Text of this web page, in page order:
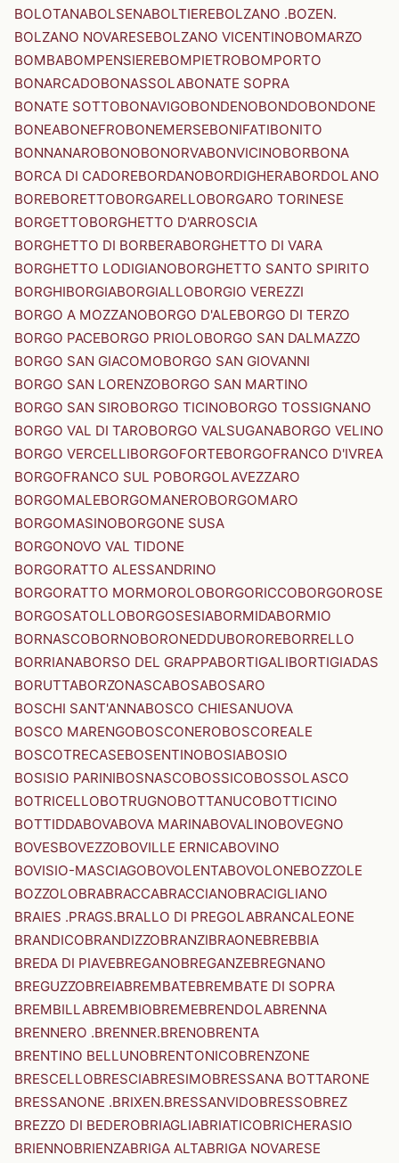
BOLOTANABOLSENABOLTIEREBOLZANO .BOZEN.
BOLZANO NOVARESEBOLZANO VICENTINOBOMARZO
BOMBABOMPENSIEREBOMPIETROBOMPORTO
BONARCADOBONASSOLABONATE SOPRA
BONATE SOTTOBONAVIGOBONDENOBONDOBONDONE
BONEABONEFROBONEMERSEBONIFATIBONITO
BONNANAROBONOBONORVABONVICINOBORBONA
BORCA DI CADOREBORDANOBORDIGHERABORDOLANO
BOREBORETTOBORGARELLOBORGARO TORINESE
BORGETTOBORGHETTO D'ARROSCIA
BORGHETTO DI BORBERABORGHETTO DI VARA
BORGHETTO LODIGIANOBORGHETTO SANTO SPIRITO
BORGHIBORGIABORGIALLOBORGIO VEREZZI
BORGO A MOZZANOBORGO D'ALEBORGO DI TERZO
BORGO PACEBORGO PRIOLOBORGO SAN DALMAZZO
BORGO SAN GIACOMOBORGO SAN GIOVANNI
BORGO SAN LORENZOBORGO SAN MARTINO
BORGO SAN SIROBORGO TICINOBORGO TOSSIGNANO
BORGO VAL DI TAROBORGO VALSUGANABORGO VELINO
BORGO VERCELLIBORGOFORTEBORGOFRANCO D'IVREA
BORGOFRANCO SUL POBORGOLAVEZZARO
BORGOMALEBORGOMANEROBORGOMARO
BORGOMASINOBORGONE SUSA
BORGONOVO VAL TIDONE
BORGORATTO ALESSANDRINO
BORGORATTO MORMOROLOBORGORICCOBORGOROSE
BORGOSATOLLOBORGOSESIABORMIDABORMIO
BORNASCOBORNOBORONEDDUBOROREBORRELLO
BORRIANABORSO DEL GRAPPABORTIGALIBORTIGIADAS
BORUTTABORZONASCABOSABOSARO
BOSCHI SANT'ANNABOSCO CHIESANUOVA
BOSCO MARENGOBOSCONEROBOSCOREALE
BOSCOTRECASEBOSENTINOBOSIABOSIO
BOSISIO PARINIBOSNASCOBOSSICOBOSSOLASCO
BOTRICELLOBOTRUGNOBOTTANUCOBOTTICINO
BOTTIDDABOVABOVA MARINABOVALINOBOVEGNO
BOVESBOVEZZOBOVILLE ERNICABOVINO
BOVISIO-MASCIAGOBOVOLENTABOVOLONEBOZZOLE
BOZZOLOBRABRACCABRACCIANOBRACIGLIANO
BRAIES .PRAGS.BRALLO DI PREGOLABRANCALEONE
BRANDICOBRANDIZZOBRANZIBRAONEBREBBIA
BREDA DI PIAVEBREGANOBREGANZEBREGNANO
BREGUZZOBREIABREMBATEBREMBATE DI SOPRA
BREMBILLABREMBIOBREMEBRENDOLABRENNA
BRENNERO .BRENNER.BRENOBRENTA
BRENTINO BELLUNOBRENTONICOBRENZONE
BRESCELLOBRESCIABRESIMOBRESSANA BOTTARONE
BRESSANONE .BRIXEN.BRESSANVIDOBRESSOBREZ
BREZZO DI BEDEROBRIAGLIABRIATICOBRICHERASIO
BRIENNOBRIENZABRIGA ALTABRIGA NOVARESE